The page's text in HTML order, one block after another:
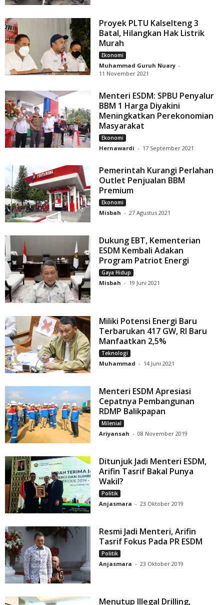
Proyek PLTU Kalselteng 3
Batal, Hilangkan Hak Listrik
Murah
Ekonomi
Muhammad Guruh Nuary -
11 November 2021
Menteri ESDM: SPBU Penyalur
BBM 1 Harga Diyakini
Meningkatkan Perekonomian
Masyarakat
Ekonomi
Hernawardi - 17 September 2021
Pemerintah Kurangi Perlahan
Outlet Penjualan BBM
Premium
Ekonomi
Misbah - 27 Agustus 2021
Dukung EBT, Kementerian
ESDM Kembali Adakan
Program Patriot Energi
Gaya Hidup
Misbah - 19 Juni 2021
Miliki Potensi Energi Baru
Terbarukan 417 GW, RI Baru
Manfaatkan 2,5%
Teknologi
Muhammad - 14 Juni 2021
Menteri ESDM Apresiasi
Cepatnya Pembangunan
RDMP Balikpapan
Milenial
Ariyansah - 08 November 2019
Ditunjuk Jadi Menteri ESDM,
Arifin Tasrif Bakal Punya
Wakil?
Politik
Anjasmara - 23 Oktober 2019
Resmi Jadi Menteri, Arifin
Tasrif Fokus Pada PR ESDM
Politik
Anjasmara - 23 Oktober 2019
Menutup Illegal Drilling,